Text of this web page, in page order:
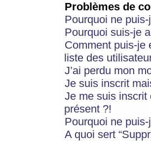
Problèmes de
Pourquoi ne
Pourquoi suis-je
Comment puis-je
liste des
J’ai perdu mon
Je suis inscrit
Je me suis inscrit
présent ?!
Pourquoi ne
A quoi sert